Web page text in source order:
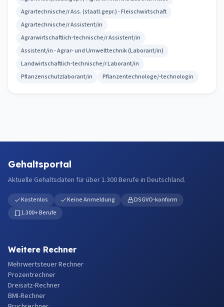
Agrartechnische/r Ass. (staatl.gepr.) - Fleischwirtschaft
Agrartechnische/r Assistent/in
Agrarwirtschaftlich-technische/r Assistent/in
Assistent/in - Agrar- und Umwelttechnik (Laborant/in)
Landwirtschaftlich-technische/r Laborant/in
Pflanzenschutzlaborant/in
Pflanzentechnologe/-technologin
Gehaltsportal
Aktuelle Gehaltsdaten für über 1.300 Berufe in Deutschland.
Kostenlos Keine Anmeldung
DSGVO-konform
1.300+ Berufe
Weitere Rechner
Mehrwertsteuer Rechner
Prozentrechner
Dreisatz-Rechner
BMI-Rechner